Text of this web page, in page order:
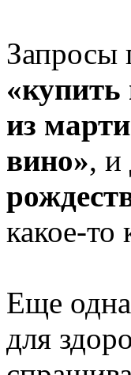
Запросы
«купить
из
вино», и
какое-то
Еще
для